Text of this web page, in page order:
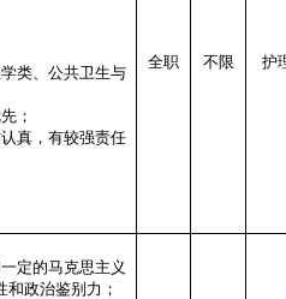
类、公共卫生与
；
真，有较强责任
全职 不限 护
定的马克思主义
政治鉴别力；